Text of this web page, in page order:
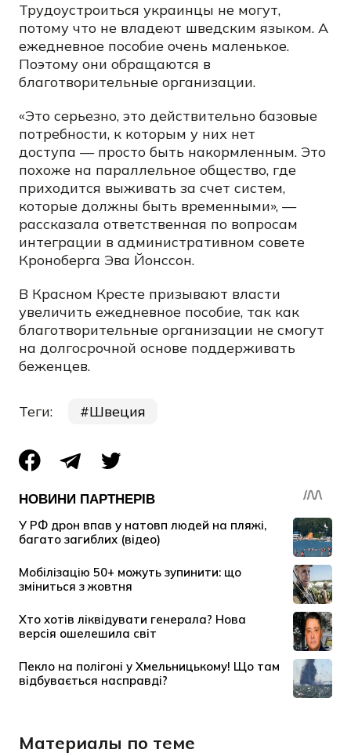
Трудоустроиться украинцы не могут,
потому что не владеют шведским языком. А
ежедневное пособие очень маленькое.
Поэтому они обращаются в
благотворительные организации.
«Это серьезно, это действительно базовые
потребности, к которым у них нет
доступа — просто быть накормленным. Это
похоже на параллельное общество, где
приходится выживать за счет систем,
которые должны быть временными», —
рассказала ответственная по вопросам
интеграции в административном совете
Кроноберга Эва Йонссон.
В Красном Кресте призывают власти
увеличить ежедневное пособие, так как
благотворительные организации не смогут
на долгосрочной основе поддерживать
беженцев.
Теги: Швеция
Материалы по теме